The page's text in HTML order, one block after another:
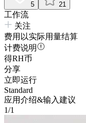
5 21
工作流
关注
费用以实际用量结算
计费说明
得RH币
分享
立即运行
Standard
应用介绍&输入建议
1/1